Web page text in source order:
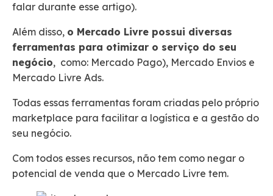
falar durante esse artigo).
Além disso, o Mercado Livre possui diversas
ferramentas para otimizar o serviço do seu
negócio, como: Mercado Pago), Mercado Envios e
Mercado Livre Ads.
Todas essas ferramentas foram criadas pelo próprio
marketplace para facilitar a logística e a gestão do
seu negócio.
Com todos esses recursos, não tem como negar o
potencial de venda que o Mercado Livre tem.